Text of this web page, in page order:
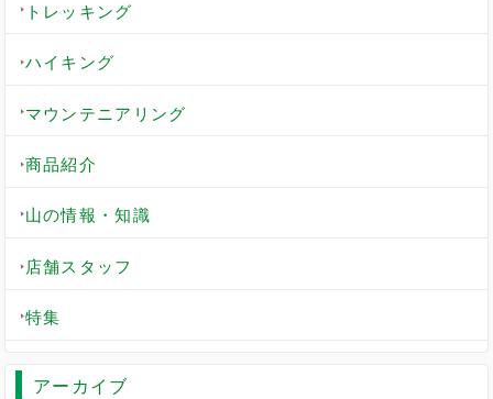
トレッキング
ハイキング
マウンテニアリング
商品紹介
山の情報・知識
店舗スタッフ
特集
アーカイブ